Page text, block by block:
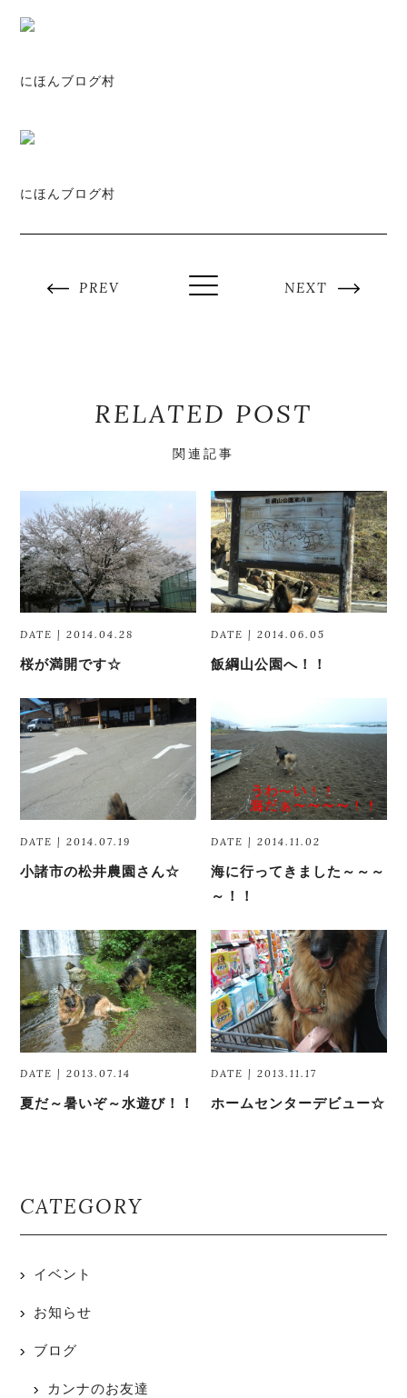
にほんブログ村
にほんブログ村
PREV NEXT
RELATED POST
関連記事
DATE | 2014.04.28
桜が満開です☆
DATE | 2014.06.05
飯綱山公園へ！！
DATE | 2014.07.19
小諸市の松井農園さん☆
DATE | 2014.11.02
海に行ってきました～～～
～！！
DATE | 2013.07.14
夏だ～暑いぞ～水遊び！！
DATE | 2013.11.17
ホームセンターデビュー☆
CATEGORY
イベント
お知らせ
ブログ
カンナのお友達